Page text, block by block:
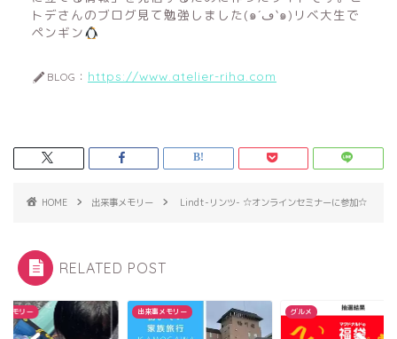
トデさんのブログ見て勉強しました(๑´ڡ`๑)リベ大生で
ペンギン
BLOG： https://www.atelier-riha.com
HOME 出来事メモリー Lindt-リンツ- ☆オンラインセミナーに参加☆
RELATED POST
メモリー 出来事メモリー グルメ